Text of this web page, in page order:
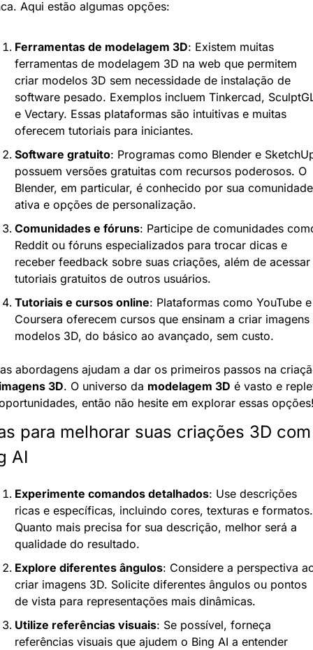
Aqui estão algumas opções:
Ferramentas de modelagem 3D: Existem muitas
ferramentas de modelagem 3D na web que permitem
criar modelos 3D sem necessidade de instalação de
software pesado. Exemplos incluem Tinkercad,
e Vectary. Essas plataformas são intuitivas e muitas
oferecem tutoriais para iniciantes.
Software gratuito: Programas como Blender e
possuem versões gratuitas com recursos poderosos. O
Blender, em particular, é conhecido por sua comunidade
ativa e opções de personalização.
Comunidades e fóruns: Participe de comunidades
Reddit ou fóruns especializados para trocar dicas e
receber feedback sobre suas criações, além de acessar
tutoriais gratuitos de outros usuários.
Tutoriais e cursos online: Plataformas como YouTube e
Coursera oferecem cursos que ensinam a criar imagens
modelos 3D, do básico ao avançado, sem custo.
abordagens ajudam a dar os primeiros passos na
3D. O universo da modelagem 3D é vasto e
então não hesite em explorar essas
para melhorar suas criações 3D com
AI
Experimente comandos detalhados: Use descrições
ricas e específicas, incluindo cores, texturas e formatos.
Quanto mais precisa for sua descrição, melhor será a
qualidade do resultado.
Explore diferentes ângulos: Considere a perspectiva
criar imagens 3D. Solicite diferentes ângulos ou pontos
de vista para representações mais dinâmicas.
Utilize referências visuais: Se possível, forneça
referências visuais que ajudem o Bing AI a entender